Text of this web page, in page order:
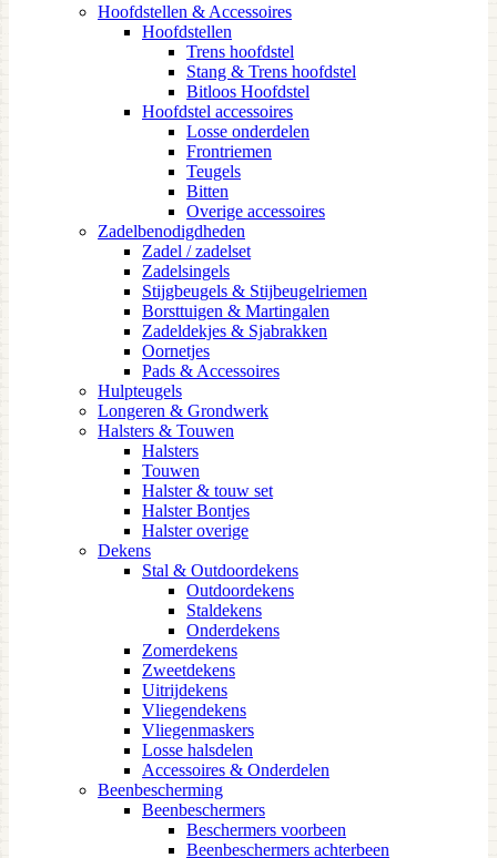
Hoofdstellen & Accessoires
Hoofdstellen
Trens hoofdstel
Stang & Trens hoofdstel
Bitloos Hoofdstel
Hoofdstel accessoires
Losse onderdelen
Frontriemen
Teugels
Bitten
Overige accessoires
Zadelbenodigdheden
Zadel / zadelset
Zadelsingels
Stijgbeugels & Stijbeugelriemen
Borsttuigen & Martingalen
Zadeldekjes & Sjabrakken
Oornetjes
Pads & Accessoires
Hulpteugels
Longeren & Grondwerk
Halsters & Touwen
Halsters
Touwen
Halster & touw set
Halster Bontjes
Halster overige
Dekens
Stal & Outdoordekens
Outdoordekens
Staldekens
Onderdekens
Zomerdekens
Zweetdekens
Uitrijdekens
Vliegendekens
Vliegenmaskers
Losse halsdelen
Accessoires & Onderdelen
Beenbescherming
Beenbeschermers
Beschermers voorbeen
Beenbeschermers achterbeen